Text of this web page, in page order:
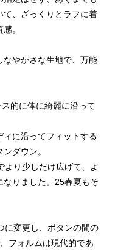
て、ざっくりとラフに着
。
やかさな生地で、万能
的に体に綺麗に沿って
に沿ってフィットする
ダウン。
より少しだけ広げて、よ
なりました。25春夏もそ
に変更し、ボタンの間の
フォルムは現代的であ